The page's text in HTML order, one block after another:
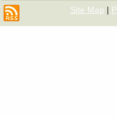
Site Map |